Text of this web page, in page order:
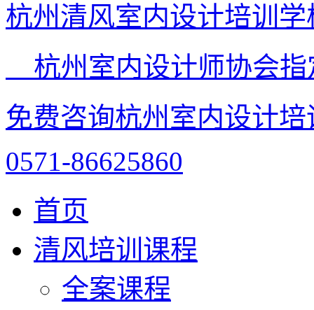
杭州清风室内设计培训学
杭州室内设计师协会
免费咨询杭州室内设计
0571-86625860
首页
清风培训课程
全案课程